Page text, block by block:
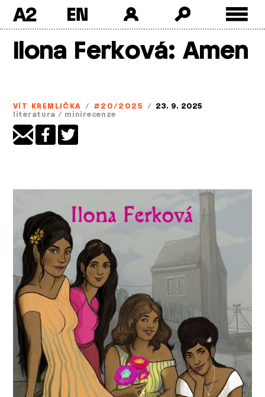
A2
Ilona Ferková: Amen
VÍT KREMLIČKA / #20/2025 / 23. 9. 2025
literatura / minirecenze